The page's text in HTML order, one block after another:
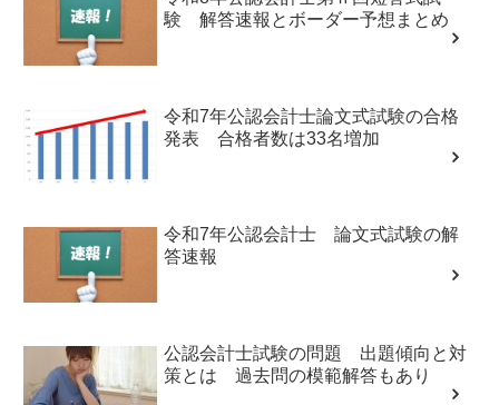
験 解答速報とボーダー予想まとめ
令和7年公認会計士論文式試験の合格
発表 合格者数は33名増加
令和7年公認会計士 論文式試験の解
答速報
公認会計士試験の問題 出題傾向と対
策とは 過去問の模範解答もあり